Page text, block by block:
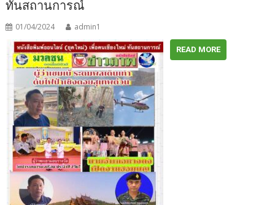
ทันสถานการณ์
01/04/2024 admin1
READ MORE